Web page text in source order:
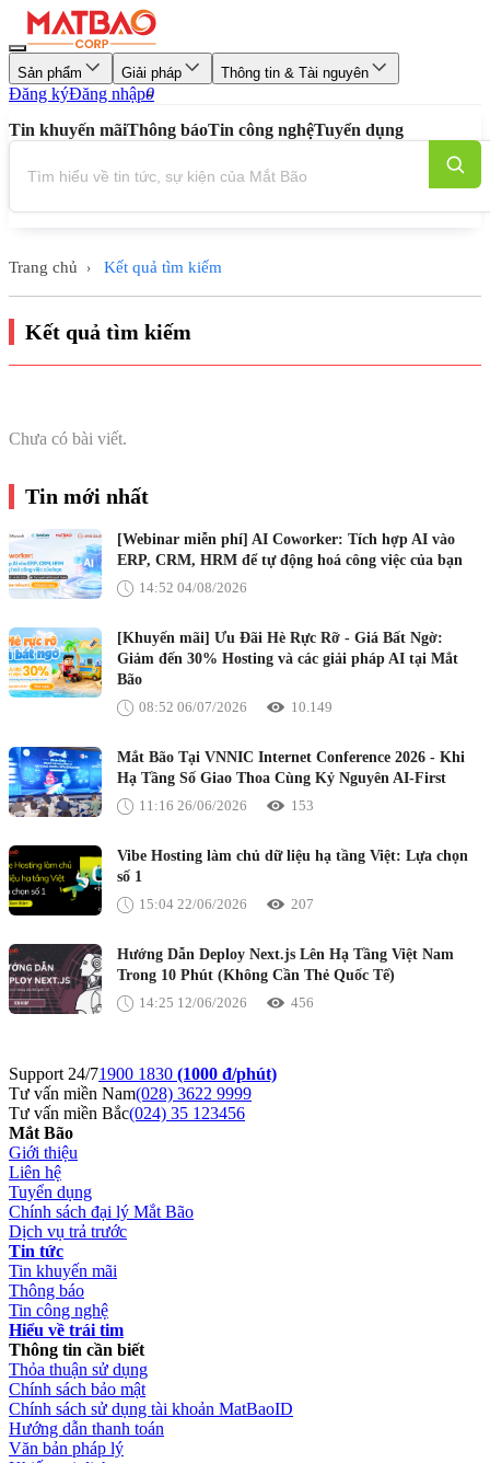
Sản phẩm Giải pháp Thông tin & Tài nguyên
Đăng kýĐăng nhập0
Tin khuyến mãiThông báoTin công nghệTuyển dụng
Trang chủ › Kết quả tìm kiếm
Kết quả tìm kiếm
Chưa có bài viết.
Tin mới nhất
[Webinar miễn phí] AI Coworker: Tích hợp AI vào
ERP, CRM, HRM để tự động hoá công việc của bạn
14:52 04/08/2026
[Khuyến mãi] Ưu Đãi Hè Rực Rỡ - Giá Bất Ngờ:
Giảm đến 30% Hosting và các giải pháp AI tại Mắt
Bão
08:52 06/07/2026
10.149
Mắt Bão Tại VNNIC Internet Conference 2026 - Khi
Hạ Tầng Số Giao Thoa Cùng Kỷ Nguyên AI-First
11:16 26/06/2026
153
Vibe Hosting làm chủ dữ liệu hạ tầng Việt: Lựa chọn
số 1
15:04 22/06/2026
207
Hướng Dẫn Deploy Next.js Lên Hạ Tầng Việt Nam
Trong 10 Phút (Không Cần Thẻ Quốc Tế)
14:25 12/06/2026
456
Support 24/71900 1830 (1000 đ/phút)
Tư vấn miền Nam(028) 3622 9999
Tư vấn miền Bắc(024) 35 123456
Mắt Bão
Giới thiệu
Liên hệ
Tuyển dụng
Chính sách đại lý Mắt Bão
Dịch vụ trả trước
Tin tức
Tin khuyến mãi
Thông báo
Tin công nghệ
Hiểu về trái tim
Thông tin cần biết
Thỏa thuận sử dụng
Chính sách bảo mật
Chính sách sử dụng tài khoản MatBaoID
Hướng dẫn thanh toán
Văn bản pháp lý